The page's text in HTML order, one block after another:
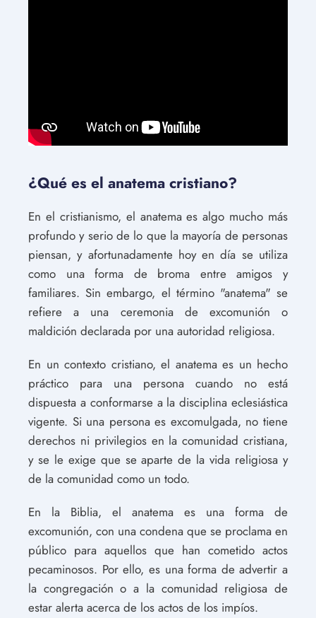
¿Qué es el anatema cristiano?
En el cristianismo, el anatema es algo mucho más
profundo y serio de lo que la mayoría de personas
piensan, y afortunadamente hoy en día se utiliza
como una forma de broma entre amigos y
familiares. Sin embargo, el término "anatema" se
refiere a una ceremonia de excomunión o
maldición declarada por una autoridad religiosa.
En un contexto cristiano, el anatema es un hecho
práctico para una persona cuando no está
dispuesta a conformarse a la disciplina eclesiástica
vigente. Si una persona es excomulgada, no tiene
derechos ni privilegios en la comunidad cristiana,
y se le exige que se aparte de la vida religiosa y
de la comunidad como un todo.
En la Biblia, el anatema es una forma de
excomunión, con una condena que se proclama en
público para aquellos que han cometido actos
pecaminosos. Por ello, es una forma de advertir a
la congregación o a la comunidad religiosa de
estar alerta acerca de los actos de los impíos.